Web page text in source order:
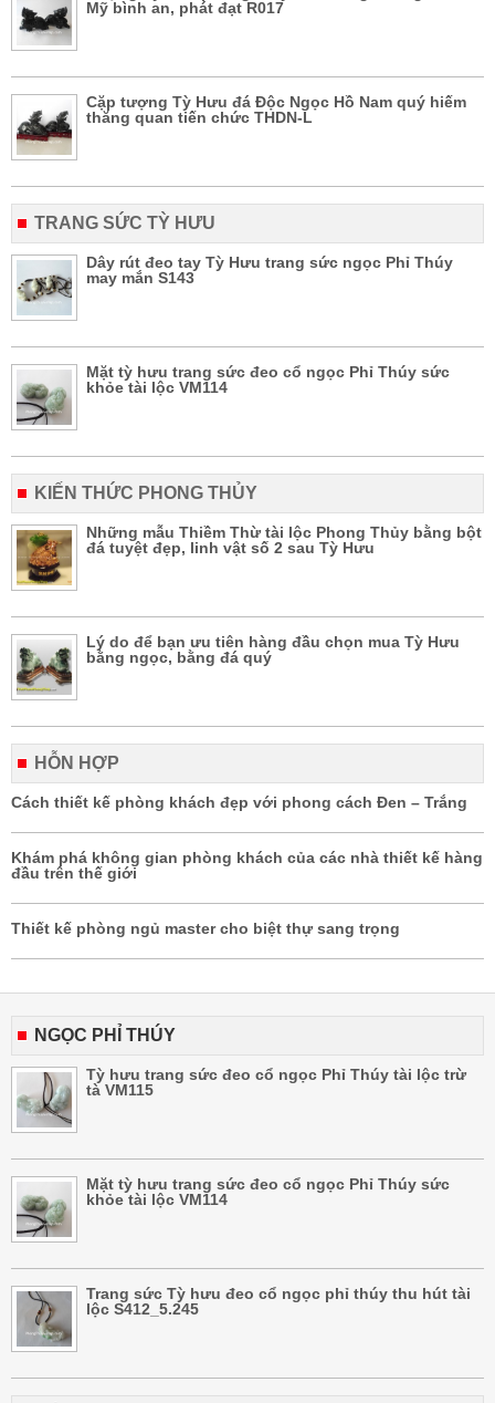
Mỹ bình an, phát đạt R017
Cặp tượng Tỳ Hưu đá Độc Ngọc Hồ Nam quý hiếm
thăng quan tiến chức THDN-L
TRANG SỨC TỲ HƯU
Dây rút đeo tay Tỳ Hưu trang sức ngọc Phỉ Thúy
may mắn S143
Mặt tỳ hưu trang sức đeo cổ ngọc Phỉ Thúy sức
khỏe tài lộc VM114
KIẾN THỨC PHONG THỦY
Những mẫu Thiềm Thừ tài lộc Phong Thủy bằng bột
đá tuyệt đẹp, linh vật số 2 sau Tỳ Hưu
Lý do để bạn ưu tiên hàng đầu chọn mua Tỳ Hưu
bằng ngọc, bằng đá quý
HỖN HỢP
Cách thiết kế phòng khách đẹp với phong cách Đen – Trắng
Khám phá không gian phòng khách của các nhà thiết kế hàng
đầu trên thế giới
Thiết kế phòng ngủ master cho biệt thự sang trọng
NGỌC PHỈ THÚY
Tỳ hưu trang sức đeo cổ ngọc Phỉ Thúy tài lộc trừ
tà VM115
Mặt tỳ hưu trang sức đeo cổ ngọc Phỉ Thúy sức
khỏe tài lộc VM114
Trang sức Tỳ hưu đeo cổ ngọc phỉ thúy thu hút tài
lộc S412_5.245